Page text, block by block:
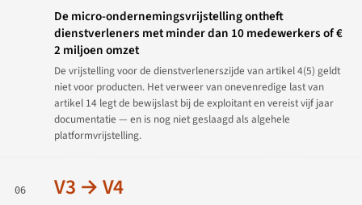
De micro-ondernemingsvrijstelling ontheft
dienstverleners met minder dan 10 medewerkers of €
2 miljoen omzet
De vrijstelling voor de dienstverlenerszijde van artikel 4(5) geldt
niet voor producten. Het verweer van onevenredige last van
artikel 14 legt de bewijslast bij de exploitant en vereist vijf jaar
documentatie — en is nog niet geslaagd als algehele
platformvrijstelling.
06 V3 → V4